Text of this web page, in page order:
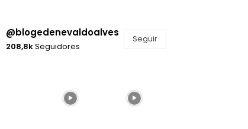
@blogedenevaldoalves
208,8kSeguidores
Seguir